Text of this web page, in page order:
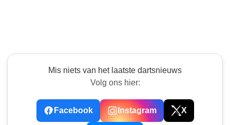
Mis niets van het laatste dartsnieuws
Volg ons hier:
Facebook Instagram X